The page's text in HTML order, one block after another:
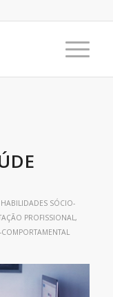
HABILIDADES SÓCIO-
PROFISSIONAL,